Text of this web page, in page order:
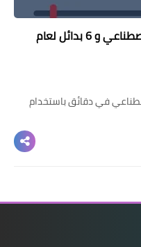
أفضل موقع عمل فيديو بالذكاء الاصطناعي و 6 بدائل لعام
في دقائق باستخدام